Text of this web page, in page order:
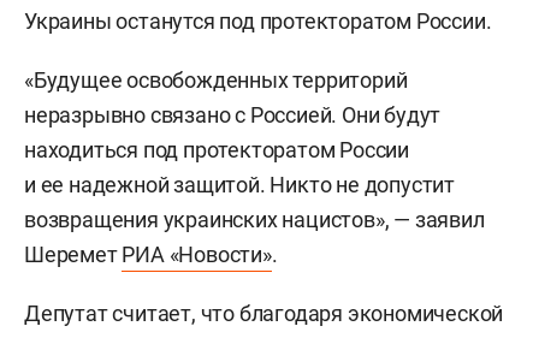
Украины останутся под протекторатом России.
«Будущее освобожденных территорий
неразрывно связано с Россией. Они будут
находиться под протекторатом России
и ее надежной защитой. Никто не допустит
возвращения украинских нацистов», — заявил
ШереметРИА «Новости».
Депутат считает, что благодаря экономической